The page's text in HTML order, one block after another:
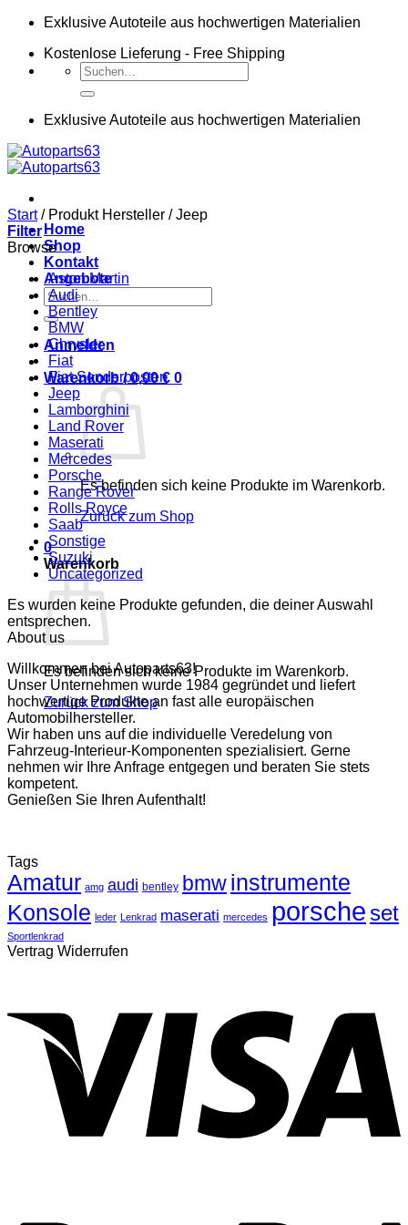
Zum
springen
Exklusive Autoteile aus hochwertigen Materialien
Kostenlose Lieferung - Free Shipping
Suchen
nach:
Exklusive Autoteile aus hochwertigen Materialien
Home
Shop
Kontakt
Angebote
Suchen
nach:
Anmelden
Warenkorb /0,00€ 0
Es befinden sich keine Produkte im Warenkorb.
Zurück zum Shop
0
Warenkorb
Es befinden sich keine Produkte im Warenkorb.
Zurück zum Shop
Start /Produkt Hersteller /Jeep
Filter
Browse
Aston Martin
Audi
Bentley
BMW
Chrysler
Fiat
Fiat Sonderposten
Jeep
Lamborghini
Land Rover
Maserati
Mercedes
Porsche
Range Rover
Rolls Royce
Saab
Sonstige
Suzuki
Uncategorized
Es wurden keine Produkte gefunden, die deiner Auswahl
entsprechen.
About us
Willkommen bei Autoparts63!
Unser Unternehmen wurde 1984 gegründet und liefert
hochwertige Produkte an fast alle europäischen
Automobilhersteller.
Wir haben uns auf die individuelle Veredelung von
Fahrzeug-Interieur-Komponenten spezialisiert. Gerne
nehmen wir Ihre Anfrage entgegen und beraten Sie stets
kompetent.
Genießen Sie Ihren Aufenthalt!
Tags
Amatur amg audi bentley bmwinstrumente
Konsole leder Lenkrad maserati mercedes porsche set
Sportlenkrad
Vertrag Widerrufen